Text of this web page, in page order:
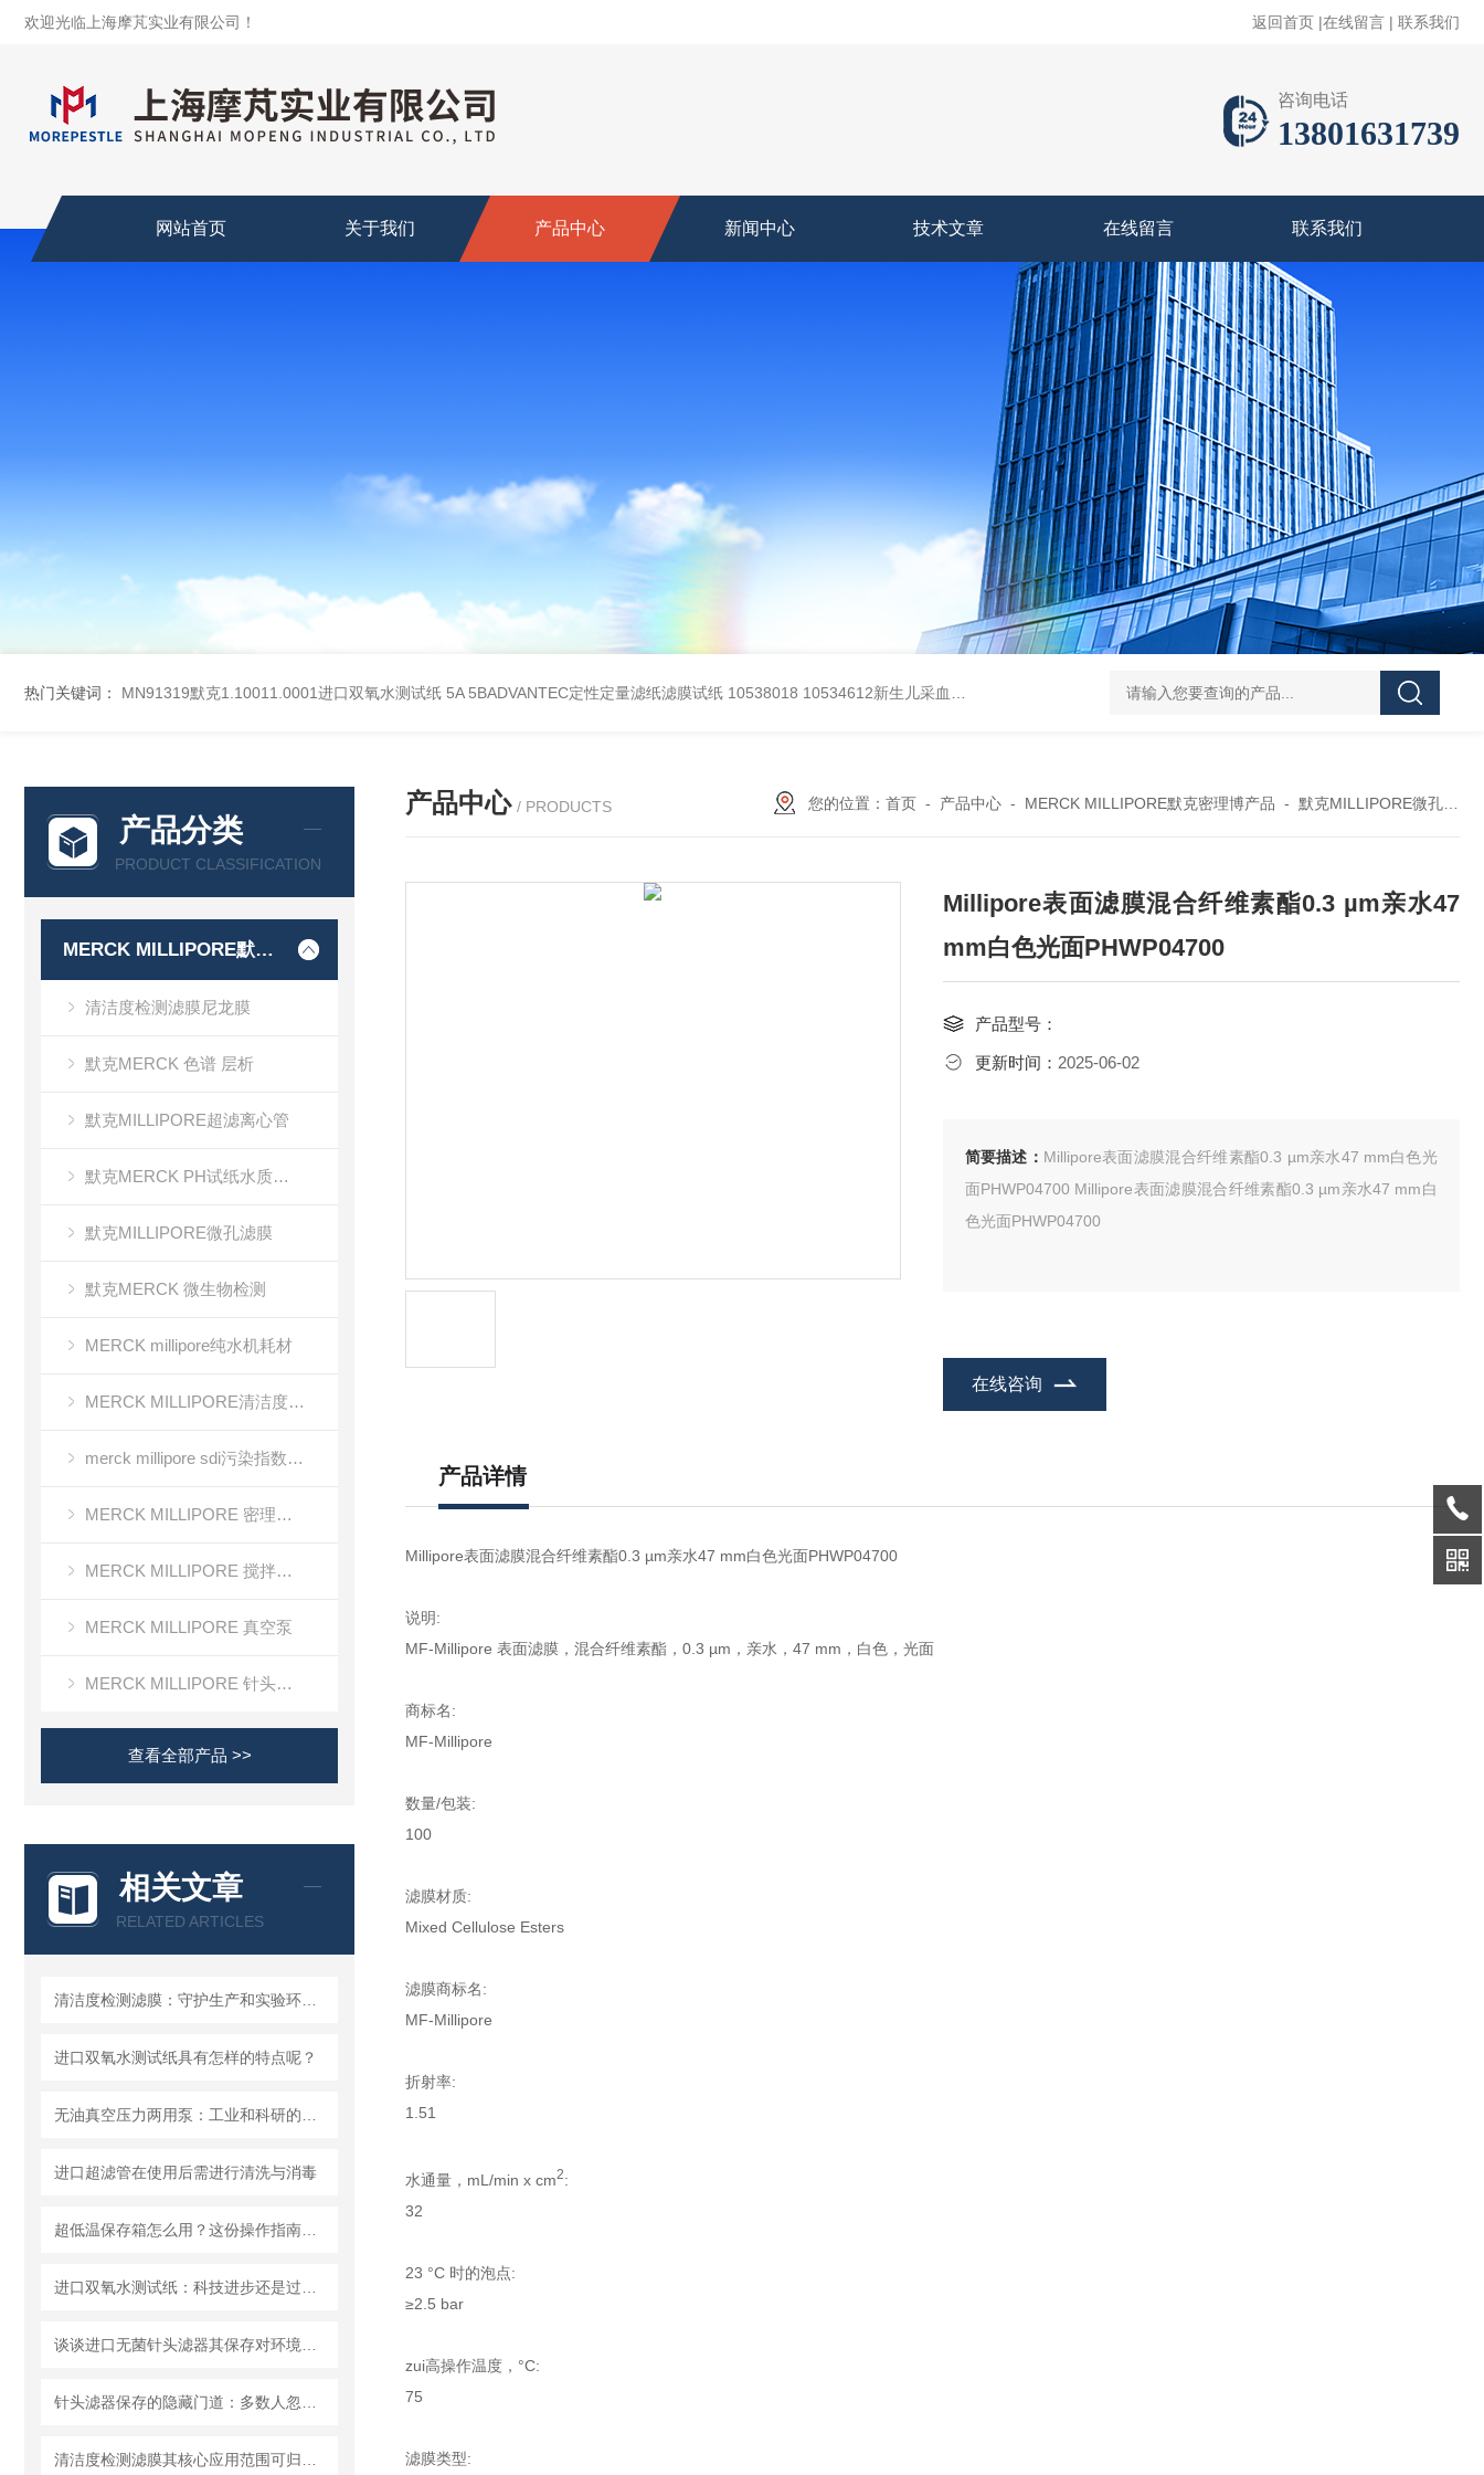
欢迎光临上海摩芃实业有限公司！ 返回首页 |在线留言 | 联系我们
咨询电话
13801631739
网站首页 关于我们 产品中心 新闻中心 技术文章 在线留言 联系我们
热门关键词： MN91319默克1.10011.0001进口双氧水测试纸 5A 5BADVANTEC定性定量滤纸滤膜试纸 10538018 10534612新生儿采血纸 3119-0050无菌339652 23-2263赛默飞离心管 UFC903096 MAP001
产品分类
PRODUCT CLASSIFICATION
MERCK MILLIPORE默克密理博产品
清洁度检测滤膜尼龙膜
默克MERCK 色谱 层析
默克MILLIPORE超滤离心管
默克MERCK PH试纸水质分析
默克MILLIPORE微孔滤膜
默克MERCK 微生物检测
MERCK millipore纯水机耗材
MERCK MILLIPORE清洁度检测专用膜
merck millipore sdi污染指数检测膜
MERCK MILLIPORE 密理博清洁度检测设备
MERCK MILLIPORE 搅拌式超滤装置超滤杯
MERCK MILLIPORE 真空泵
MERCK MILLIPORE 针头滤器针头式滤器
查看全部产品 >>
相关文章
RELATED ARTICLES
进口双氧水测试纸具有怎样的特点呢？
进口超滤管在使用后需进行清洗与消毒
产品中心 / PRODUCTS 您的位置： 首页- 产品中心- MERCK MILLIPORE默克密理博产品 - 默克MILLIPORE微孔滤膜
Millipore表面滤膜混合纤维素酯0.3 µm亲水47
mm白色光面PHWP04700
产品型号：
更新时间： 2025-06-02
简要描述： Millipore表面滤膜混合纤维素酯0.3 µm亲水47 mm白色光
面PHWP04700 Millipore表面滤膜混合纤维素酯0.3 µm亲水47 mm白
色光面PHWP04700
在线咨询
产品详情
Millipore表面滤膜混合纤维素酯0.3 µm亲水47 mm白色光面PHWP04700
说明:
MF-Millipore 表面滤膜，混合纤维素酯，0.3 µm，亲水，47 mm，白色，光面
商标名:
MF-Millipore
数量/包装:
100
滤膜材质:
Mixed Cellulose Esters
滤膜商标名:
MF-Millipore
折射率:
1.51
水通量，mL/min x cm2:
32
23 °C 时的泡点:
≥2.5 bar
zui高操作温度，°C:
75
滤膜类型: